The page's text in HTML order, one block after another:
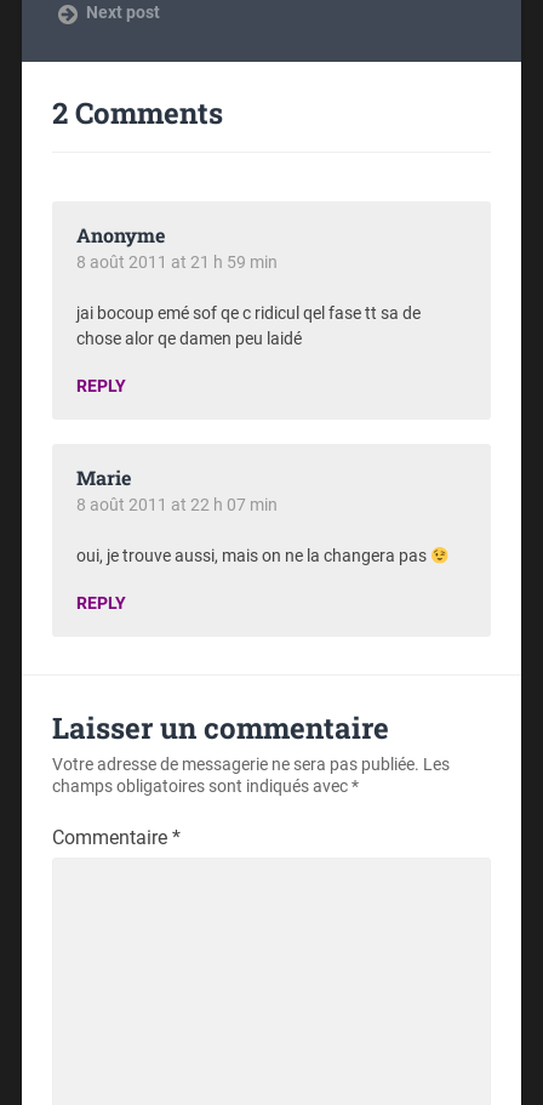
Next post
2 Comments
Anonyme
8 août 2011 at 21 h 59 min
jai bocoup emé sof qe c ridicul qel fase tt sa de
chose alor qe damen peu laidé
REPLY
Marie
8 août 2011 at 22 h 07 min
oui, je trouve aussi, mais on ne la changera pas
REPLY
Laisser un commentaire
Votre adresse de messagerie ne sera pas publiée. Les
champs obligatoires sont indiqués avec*
Commentaire *